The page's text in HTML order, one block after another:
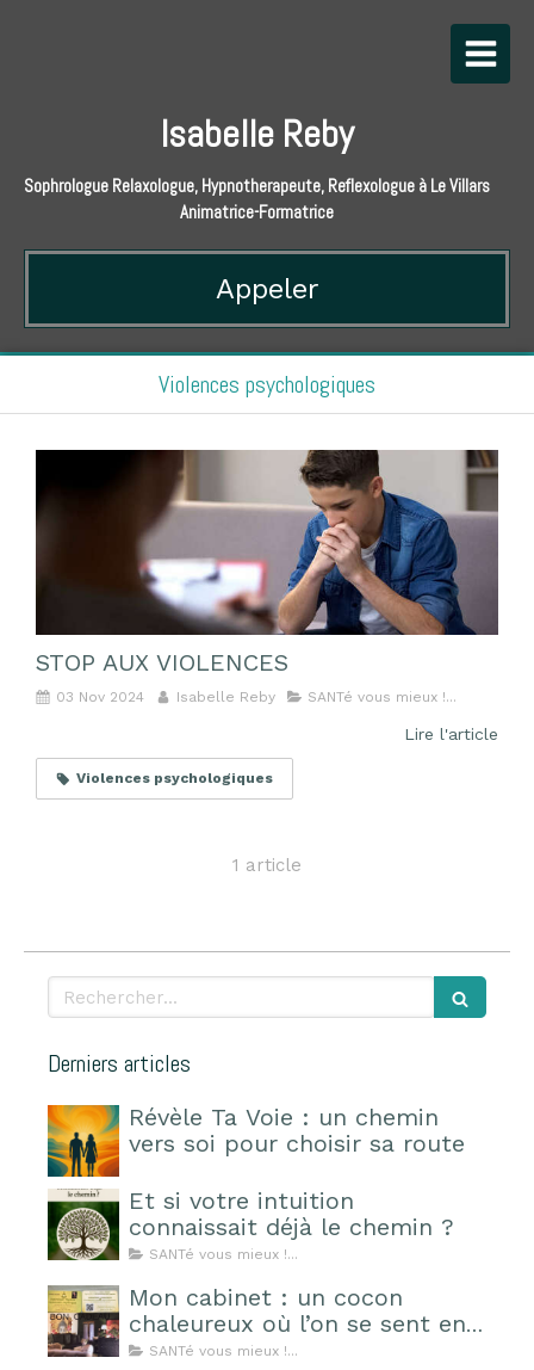
Isabelle Reby
Sophrologue Relaxologue, Hypnotherapeute, Reflexologue à Le Villars
Animatrice-Formatrice
Appeler
Violences psychologiques
STOP AUX VIOLENCES
03 Nov 2024 Isabelle Reby SANTé vous mieux !...
Lire l'article
Violences psychologiques
1 article
Rechercher
Derniers articles
Révèle Ta Voie : un chemin
vers soi pour choisir sa route
Et si votre intuition
connaissait déjà le chemin ?
SANTé vous mieux !...
Mon cabinet : un cocon
chaleureux où l’on se sent en
sécurité
SANTé vous mieux !...